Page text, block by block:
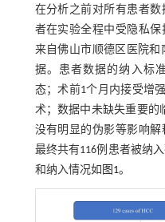
在分析之前对所有患者
者在实验全程中受隐私
来自佛山市顺德区医院和
据。患者数据的纳入标
态；术前1个月内接受增
术；数据中未缺失重要的
没有明显的伪影等影响解
最终共有116例患者被纳
和纳入情况如 图1。